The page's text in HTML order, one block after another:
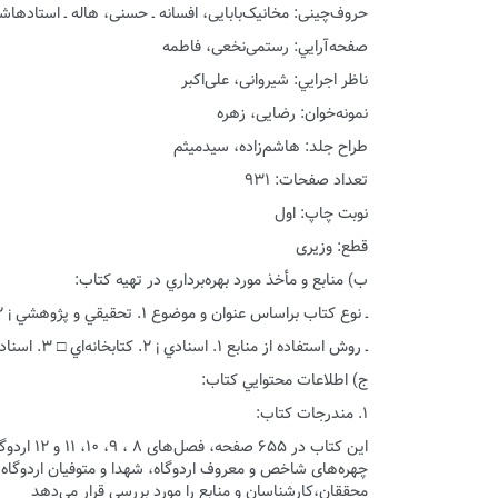
حروف‌چینی: مخانیک‌بابایی، افسانه ـ حسنی، هاله ـ
صفحه‌آرايي: رستمی‌نخعی، فاطمه
ناظر اجرايي: شیروانی، علی‌اکبر
نمونه‌خوان: رضایی، زهره
طراح جلد: هاشم‌زاده، سیدمیثم
تعداد صفحات: ۹۳۱
نوبت چاپ: اول
قطع: وزیری
ب) منابع و مأخذ مورد بهره‌برداري در تهيه كتاب:
ـ نوع كتاب براساس عنوان و موضوع ۱. تحقيقي و پژوهشي ¡ ۲. خاطرات ¡ ۳. رمان □ ۴. ساير □
ـ روش استفاده از منابع ۱. اسنادي ¡ ۲. كتابخانه‌اي □ ۳. اسناد شفاهي ¡
ج) اطلاعات محتوايي كتاب:
۱. مندرجات كتاب:
چهره‌های شاخص و معروف اردوگاه، شهدا و متوفیان
محققان،کارشناسان و منابع را مورد بررسی قرار می‌دهد